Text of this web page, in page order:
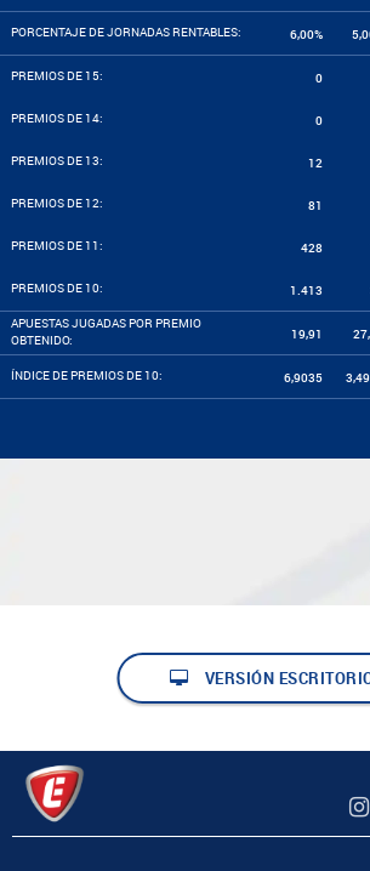
PORCENTAJE DE JORNADAS RENTABLES: 6,00%
PREMIOS DE 15: 0
PREMIOS DE 14: 0
PREMIOS DE 13: 12
PREMIOS DE 12: 81
PREMIOS DE 11: 428
PREMIOS DE 10: 1.413
APUESTAS JUGADAS POR PREMIO
OBTENIDO:
19,91
ÍNDICE DE PREMIOS DE 10: 6,9035
VERSIÓN